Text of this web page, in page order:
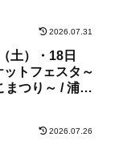
2026.07.31
土）・18日
ットフェスタ～
まつり～ / 浦添
2026.07.26